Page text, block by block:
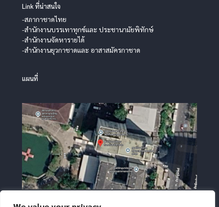
Link ที่น่าสนใจ
-สภากาชาดไทย
-สำนักงานบรรเทาทุกข์และ ประชานามัยพิทักษ์
-สำนักงานจัดหารายได้
-สำนักงานยุวกาชาดและ อาสาสมัครกาชาด
แผนที่